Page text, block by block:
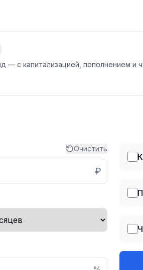
— с капитализацией, пополнением и
Очистить
₽